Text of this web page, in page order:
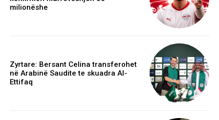
milionëshe
Zyrtare: Bersant Celina transferohet
në Arabinë Saudite te skuadra Al-
Ettifaq